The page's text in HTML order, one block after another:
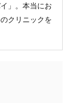
」。本当にお
クリニックを